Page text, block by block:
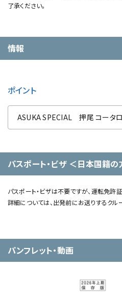
了承ください。
情報
ポイント
ASUKA SPECIAL 押尾 コータロ
パスポート・ビザ ＜日本国籍
パスポート・ビザは不要ですが、運転免許
詳細については、出発前にお送りするクル
パンフレット・動画